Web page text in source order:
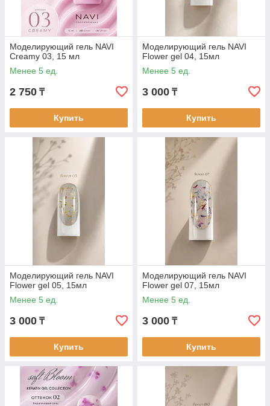
Моделирующий гель NAVI
Creamy 03, 15 мл
Менее 5 ед.
2 750 ₸
Купить
Моделирующий гель NAVI
Flower gel 04, 15мл
Менее 5 ед.
3 000 ₸
Купить
Моделирующий гель NAVI
Flower gel 05, 15мл
Менее 5 ед.
3 000 ₸
Купить
Моделирующий гель NAVI
Flower gel 07, 15мл
Менее 5 ед.
3 000 ₸
Купить